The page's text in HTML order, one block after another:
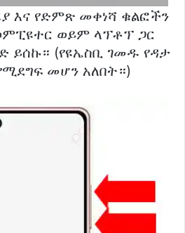
እና የድምጽ መቀነሻ ቁልፎችን
ወይም ላፕቶፕ ጋር
ይሰኩ። (የዩኤስቢ ገመዱ የዳታ
መሆን አለበት።)